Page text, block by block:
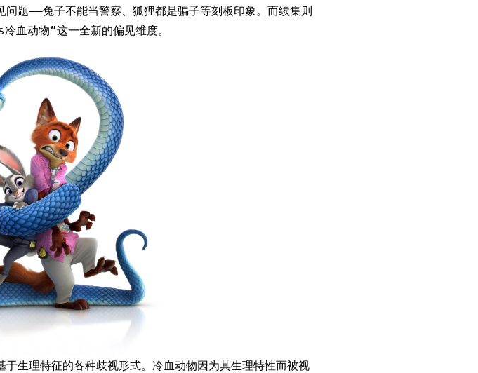
题——兔子不能当警察、狐狸都是骗子等刻板印象。而续集则
血动物”这一全新的偏见维度。
生理特征的各种歧视形式。冷血动物因为其生理特性而被视